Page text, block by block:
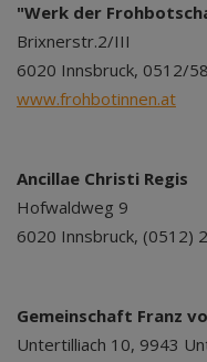
"Werk der
Brixnerstr.2/III
6020 Innsbruck, 0512/
www.frohbotinnen.at
Ancillae Christi Regis
Hofwaldweg 9
6020 Innsbruck, (0512)
Gemeinschaft Franz
Untertilliach 10, 9943